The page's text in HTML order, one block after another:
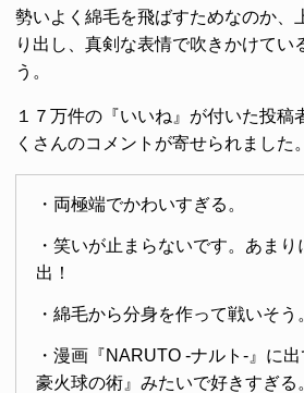
勢いよく綿毛を飛ばすためなのか、
り出し、真剣な表情で吹きかけてい
う。
１７万件の『いいね』が付いた投稿
くさんのコメントが寄せられました。
・両極端でかわいすぎる。
・笑いが止まらないです。あま
出！
・綿毛から分身を作って戦いそう
・漫画『NARUTO -ナルト-』に
豪火球の術』みたいで好きすぎる